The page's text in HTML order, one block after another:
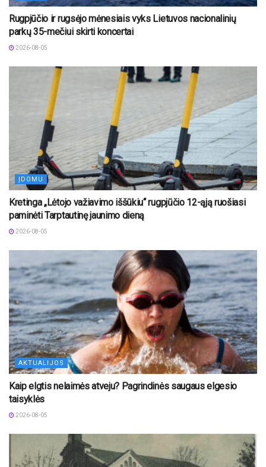
Rugpjūčio ir rugsėjo mėnesiais vyks Lietuvos nacionalinių
parkų 35-mečiui skirti koncertai
2026-08-05
ĮDOMU
Kretinga „Lėtojo važiavimo iššūkiu“ rugpjūčio 12-ąją ruošiasi
paminėti Tarptautinę jaunimo dieną
2026-08-05
AKTUALIJOS
Kaip elgtis nelaimės atveju? Pagrindinės saugaus elgesio
taisyklės
2026-08-05